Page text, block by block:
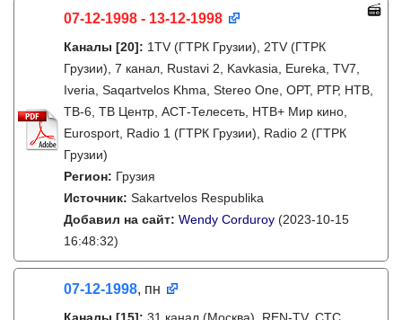
07-12-1998 - 13-12-1998
Каналы [20]: 1TV (ГТРК Грузии), 2TV (ГТРК
Грузии), 7 канал, Rustavi 2, Kavkasia, Eureka, TV7,
Iveria, Saqartvelos Khma, Stereo One, ОРТ, РТР, НТВ,
ТВ-6, ТВ Центр, АСТ-Телесеть, НТВ+ Мир кино,
Eurosport, Radio 1 (ГТРК Грузии), Radio 2 (ГТРК
Грузии)
Регион: Грузия
Источник: Sakartvelos Respublika
Добавил на сайт: Wendy Corduroy (2023-10-15
16:48:32)
07-12-1998, пн